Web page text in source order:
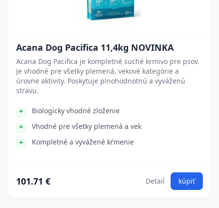
Acana Dog Pacifica 11,4kg NOVINKA
Acana Dog Pacifica je kompletné suché krmivo pre psov.
Je vhodné pre všetky plemená, vekové kategórie a
úrovne aktivity. Poskytuje plnohodnotnú a vyváženú
stravu.
Biologicky vhodné zloženie
Vhodné pre všetky plemená a vek
Kompletné a vyvážené kŕmenie
101.71 € Detail kúpiť